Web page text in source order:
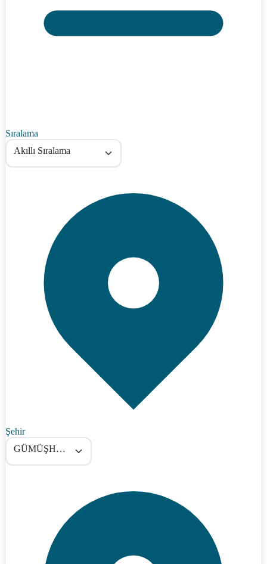
Sıralama
Akıllı Sıralama
Şehir
GÜMÜŞHANE